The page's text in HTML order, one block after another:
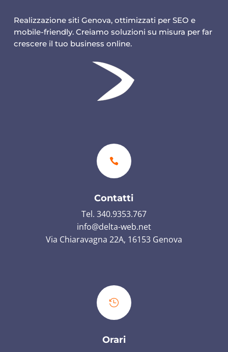
Realizzazione siti Genova, ottimizzati per SEO e
mobile-friendly. Creiamo soluzioni su misura per far
crescere il tuo business online.

Contatti
Tel. 340.9353.767
info@delta-web.net
Via Chiaravagna 22A, 16153 Genova

Orari